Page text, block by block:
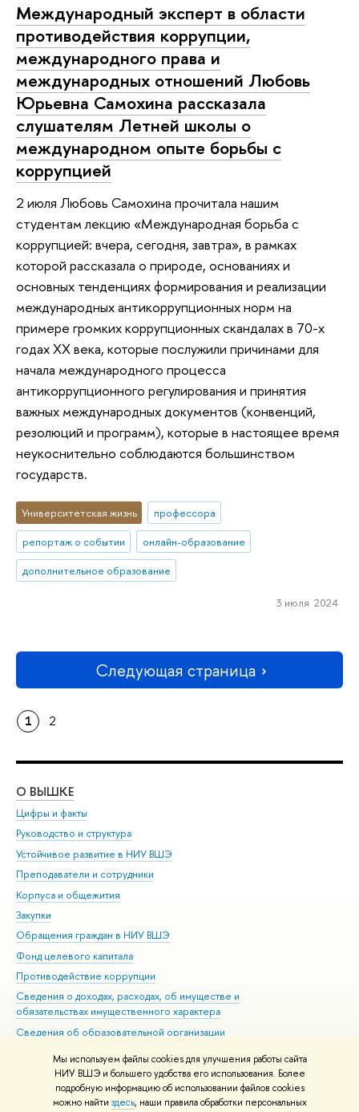
Мы используем файлы cookies для улучшения работы сайта
НИУ ВШЭ и большего удобства его использования. Более
подробную информацию об использовании файлов cookies
можно найти здесь, наши правила обработки персональных
Международный эксперт в области
противодействия коррупции,
международного права и
международных отношений Любовь
Юрьевна Самохина рассказала
слушателям Летней школы о
международном опыте борьбы с
коррупцией
2 июля Любовь Самохина прочитала нашим
студентам лекцию «Международная борьба с
коррупцией: вчера, сегодня, завтра», в рамках
которой рассказала о природе, основаниях и
основных тенденциях формирования и реализации
международных антикоррупционных норм на
примере громких коррупционных скандалах в 70-х
годах XX века, которые послужили причинами для
начала международного процесса
антикоррупционного регулирования и принятия
важных международных документов (конвенций,
резолюций и программ), которые в настоящее время
неукоснительно соблюдаются большинством
государств.
Университетская жизнь
профессора
репортаж о событии
онлайн-образование
дополнительное образование
3 июля 2024
Следующая страница
1 2
О ВЫШКЕ
Цифры и факты
Руководство и структура
Устойчивое развитие в НИУ ВШЭ
Преподаватели и сотрудники
Корпуса и общежития
Закупки
Обращения граждан в НИУ ВШЭ
Фонд целевого капитала
Противодействие коррупции
Сведения о доходах, расходах, об имуществе и
обязательствах имущественного характера
Сведения об образовательной организации
Людям с ограниченными возможностями здоровья
Единая платежная страница
Работа в Вышке